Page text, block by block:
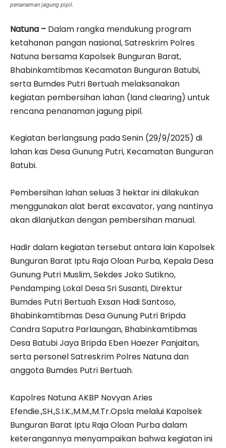
penanaman jagung pipil.
‎Natuna – Dalam rangka mendukung program
ketahanan pangan nasional, Satreskrim Polres
Natuna bersama Kapolsek Bunguran Barat,
Bhabinkamtibmas Kecamatan Bunguran Batubi,
serta Bumdes Putri Bertuah melaksanakan
kegiatan pembersihan lahan (land clearing) untuk
rencana penanaman jagung pipil.
Kegiatan berlangsung pada Senin (29/9/2025) di
lahan kas Desa Gunung Putri, Kecamatan Bunguran
Batubi.
‎Pembersihan lahan seluas 3 hektar ini dilakukan
menggunakan alat berat excavator, yang nantinya
akan dilanjutkan dengan pembersihan manual.
‎Hadir dalam kegiatan tersebut antara lain Kapolsek
Bunguran Barat Iptu Raja Oloan Purba, Kepala Desa
Gunung Putri Muslim, Sekdes Joko Sutikno,
Pendamping Lokal Desa Sri Susanti, Direktur
Bumdes Putri Bertuah Exsan Hadi Santoso,
Bhabinkamtibmas Desa Gunung Putri Bripda
Candra Saputra Parlaungan, Bhabinkamtibmas
Desa Batubi Jaya Bripda Eben Haezer Panjaitan,
serta personel Satreskrim Polres Natuna dan
anggota Bumdes Putri Bertuah.
‎Kapolres Natuna AKBP Novyan Aries
Efendie.,SH.,S.I.K.,M.M.,M.Tr.Opsla melalui Kapolsek
Bunguran Barat Iptu Raja Oloan Purba dalam
keterangannya menyampaikan bahwa kegiatan ini